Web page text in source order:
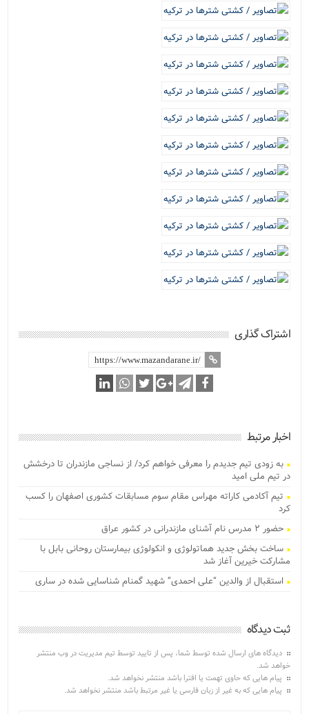
اشتراک گذاری
اخبار مرتبط
به زودی تیم جدیدم را معرفی خواهم کرد/ از نساجی مازندران تا درخشش
در تیم ملی امید
تیم آکادمی کاراته مهراس مقام سوم مسابقات کشوری اصفهان را کسب
کرد
حضور ۲ مدرس نام آشنای مازندرانی در کشور عراق
ساخت بخش جدید هماتولوژی و انکولوژی بیمارستان روحانی بابل با
مشارکت خیرین آغاز شد
استقبال از والدین “علی احمدی” شهید گمنام شناسایی شده در ساری
ثبت دیدگاه
دیدگاه های ارسال شده توسط شما، پس از تایید توسط تیم مدیریت در وب منتشر
خواهد شد.
پیام هایی که حاوی تهمت یا افترا باشد منتشر نخواهد شد.
پیام هایی که به غیر از زبان فارسی یا غیر مرتبط باشد منتشر نخواهد شد.